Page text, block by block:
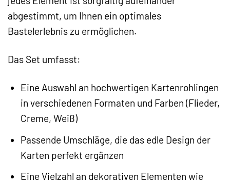
abgestimmt, um Ihnen ein optimales
Bastelerlebnis zu ermöglichen.
Das Set umfasst:
Eine Auswahl an hochwertigen Kartenrohlingen
in verschiedenen Formaten und Farben (Flieder,
Creme, Weiß)
Passende Umschläge, die das edle Design der
Karten perfekt ergänzen
Eine Vielzahl an dekorativen Elementen wie